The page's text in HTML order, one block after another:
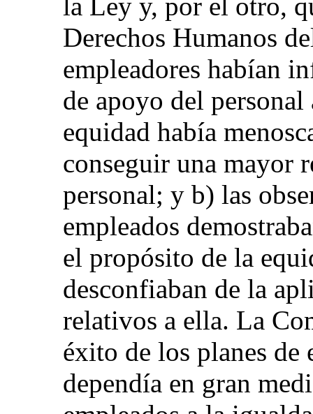
Derechos Humanos
empleadores habían
de apoyo del
equidad había
conseguir una mayor
personal; y b) las
empleados
el propósito de la
desconfiaban de la
relativos a ella. La
éxito de los planes de
dependía en gran